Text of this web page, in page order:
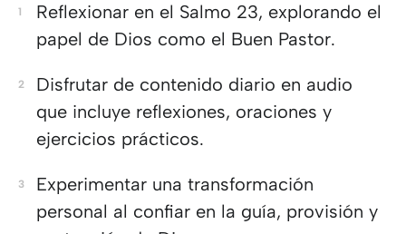
Reflexionar en el Salmo 23, explorando el
papel de Dios como el Buen Pastor.
Disfrutar de contenido diario en audio
que incluye reflexiones, oraciones y
ejercicios prácticos.
Experimentar una transformación
personal al confiar en la guía, provisión y